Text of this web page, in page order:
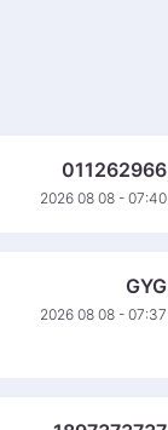
011262966
2026 08 08 - 07:40
GYG
2026 08 08 - 07:37